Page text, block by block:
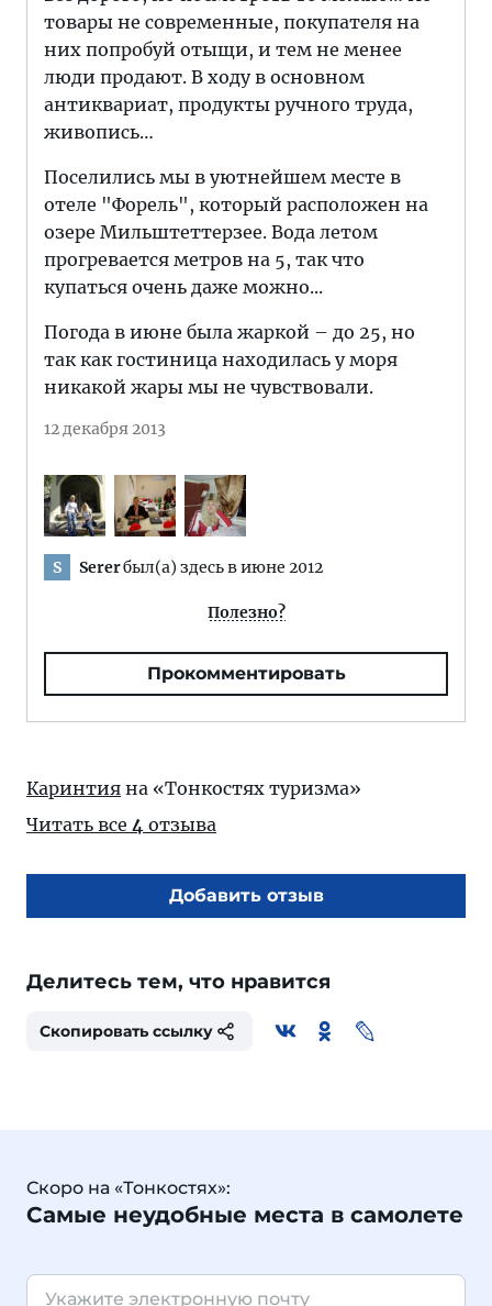
товары не современные, покупателя на
них попробуй отыщи, и тем не менее
люди продают. В ходу в основном
антиквариат, продукты ручного труда,
живопись…
Поселились мы в уютнейшем месте в
отеле "Форель", который расположен на
озере Мильштеттерзее. Вода летом
прогревается метров на 5, так что
купаться очень даже можно...
Погода в июне была жаркой – до 25, но
так как гостиница находилась у моря
никакой жары мы не чувствовали.
12 декабря 2013
S Sererбыл(а) здесь в июне 2012
Полезно?
Прокомментировать
Каринтия на «Тонкостях туризма»
Читать все 4 отзыва
Добавить отзыв
Делитесь тем, что нравится
Скопировать ссылку
Скоро на «Тонкостях»:
Самые неудобные места в самолете